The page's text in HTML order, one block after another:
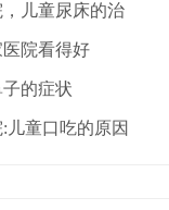
儿童尿床的治
院看得好
的症状
儿童口吃的原因